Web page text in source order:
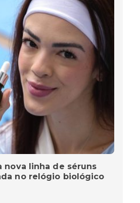
nova linha de séruns
no relógio biológico